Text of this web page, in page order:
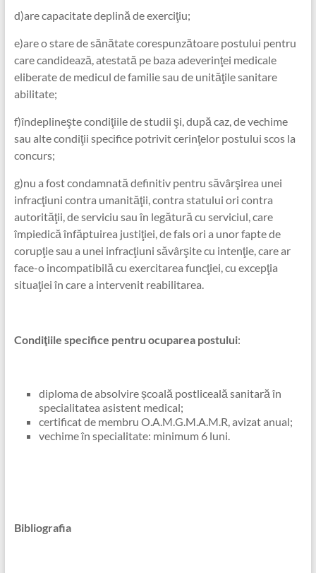
d)are capacitate deplină de exerciţiu;
e)are o stare de sănătate corespunzătoare postului pentru
care candidează, atestată pe baza adeverinţei medicale
eliberate de medicul de familie sau de unităţile sanitare
abilitate;
f)îndeplineşte condiţiile de studii şi, după caz, de vechime
sau alte condiţii specifice potrivit cerinţelor postului scos la
concurs;
g)nu a fost condamnată definitiv pentru săvârşirea unei
infracţiuni contra umanităţii, contra statului ori contra
autorităţii, de serviciu sau în legătură cu serviciul, care
împiedică înfăptuirea justiţiei, de fals ori a unor fapte de
corupţie sau a unei infracţiuni săvârşite cu intenţie, care ar
face-o incompatibilă cu exercitarea funcţiei, cu excepţia
situaţiei în care a intervenit reabilitarea.
Condiţiile specifice pentru ocuparea postului:
diploma de absolvire școală postliceală sanitară în
specialitatea asistent medical;
certificat de membru O.A.M.G.M.A.M.R, avizat anual;
vechime în specialitate: minimum 6 luni.
Bibliografia